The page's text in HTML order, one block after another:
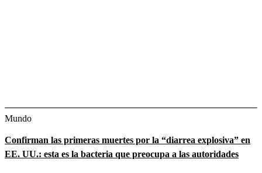
Mundo
Confirman las primeras muertes por la “diarrea explosiva” en
EE. UU.: esta es la bacteria que preocupa a las autoridades